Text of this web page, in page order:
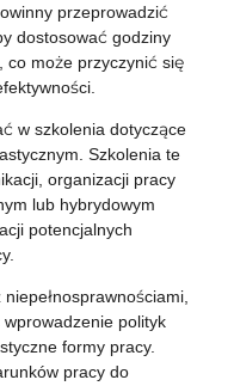
przeprowadzić
dostosować godziny
co może przyczynić się
w szkolenia dotyczące
Szkolenia te
organizacji pracy
lub hybrydowym
potencjalnych
polityk
formy pracy.
pracy do